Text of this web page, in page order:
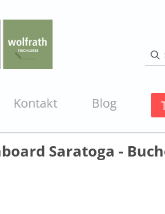
Kontakt Blog
Saratoga -